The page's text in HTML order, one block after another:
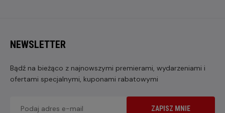
NEWSLETTER
Bądź na bieżąco z najnowszymi premierami, wydarzeniami i
ofertami specjalnymi, kuponami rabatowymi
ZAPISZ MNIE